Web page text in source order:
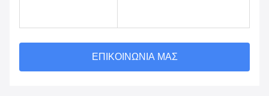
ΕΠΙΚΟΙΝΩΝΊΑ ΜΑΣ